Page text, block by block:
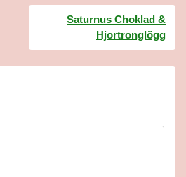
Saturnus Choklad &
Hjortronglögg